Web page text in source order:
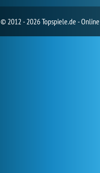
© 2012 - 2026 Topspiele.de -